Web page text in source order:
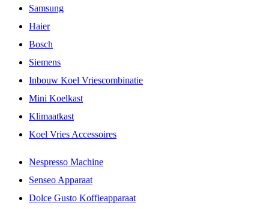
Samsung
Haier
Bosch
Siemens
Inbouw Koel Vriescombinatie
Mini Koelkast
Klimaatkast
Koel Vries Accessoires
Nespresso Machine
Senseo Apparaat
Dolce Gusto Koffieapparaat